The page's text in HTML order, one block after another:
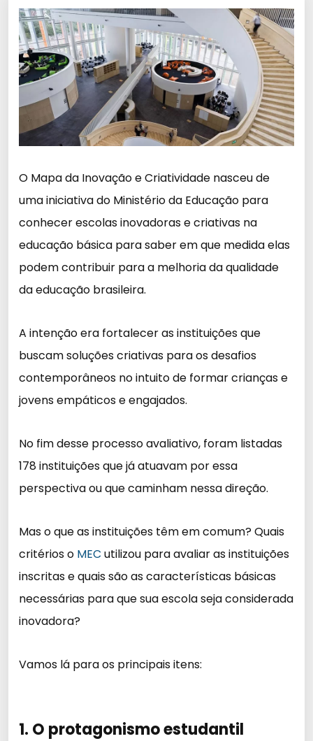
O Mapa da Inovação e Criatividade nasceu de
uma iniciativa do Ministério da Educação para
conhecer escolas inovadoras e criativas na
educação básica para saber em que medida elas
podem contribuir para a melhoria da qualidade
da educação brasileira.
A intenção era fortalecer as instituições que
buscam soluções criativas para os desafios
contemporâneos no intuito de formar crianças e
jovens empáticos e engajados.
No fim desse processo avaliativo, foram listadas
178 instituições que já atuavam por essa
perspectiva ou que caminham nessa direção.
Mas o que as instituições têm em comum? Quais
critérios o MEC utilizou para avaliar as instituições
inscritas e quais são as características básicas
necessárias para que sua escola seja considerada
inovadora?
Vamos lá para os principais itens:
1. O protagonismo estudantil